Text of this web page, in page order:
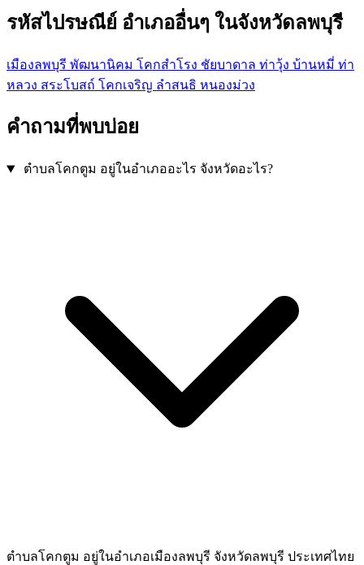
รหัสไปรษณีย์ อำเภออื่นๆ ในจังหวัดลพบุรี
เมืองลพบุรี พัฒนานิคม โคกสำโรง ชัยบาดาล ท่าวุ้ง บ้านหมี่ ท่า
หลวง สระโบสถ์ โคกเจริญ ลำสนธิ หนองม่วง
คำถามที่พบบ่อย
ตำบลโคกตูม อยู่ในอำเภออะไร จังหวัดอะไร?
ตำบลโคกตูม อยู่ในอำเภอเมืองลพบุรี จังหวัดลพบุรี ประเทศไทย